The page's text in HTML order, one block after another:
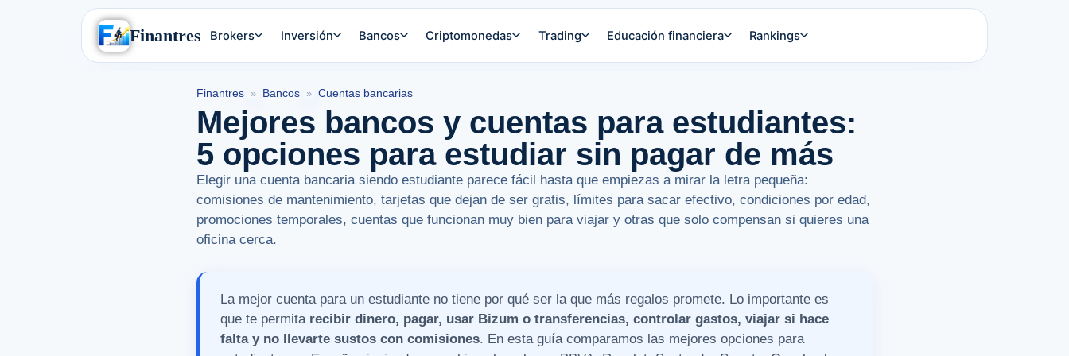
Finantres Brokers Inversión Bancos Criptomonedas Trading Educación financiera Rankings
Finantres » Bancos » Cuentas bancarias
Mejores bancos y cuentas para estudiantes:
5 opciones para estudiar sin pagar de más
Elegir una cuenta bancaria siendo estudiante parece fácil hasta que empiezas a mirar la letra pequeña:
comisiones de mantenimiento, tarjetas que dejan de ser gratis, límites para sacar efectivo, condiciones por edad,
promociones temporales, cuentas que funcionan muy bien para viajar y otras que solo compensan si quieres una
oficina cerca.
La mejor cuenta para un estudiante no tiene por qué ser la que más regalos promete. Lo importante es
que te permita recibir dinero, pagar, usar Bizum o transferencias, controlar gastos, viajar si hace
falta y no llevarte sustos con comisiones. En esta guía comparamos las mejores opciones para